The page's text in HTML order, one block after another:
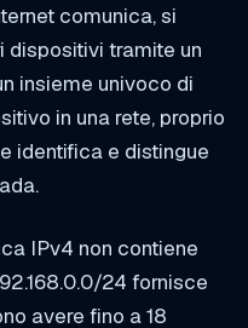
comunica, si
dispositivi tramite un
insieme univoco di
in una rete, proprio
identifica e distingue
IPv4 non contiene
24 fornisce
avere fino a 18